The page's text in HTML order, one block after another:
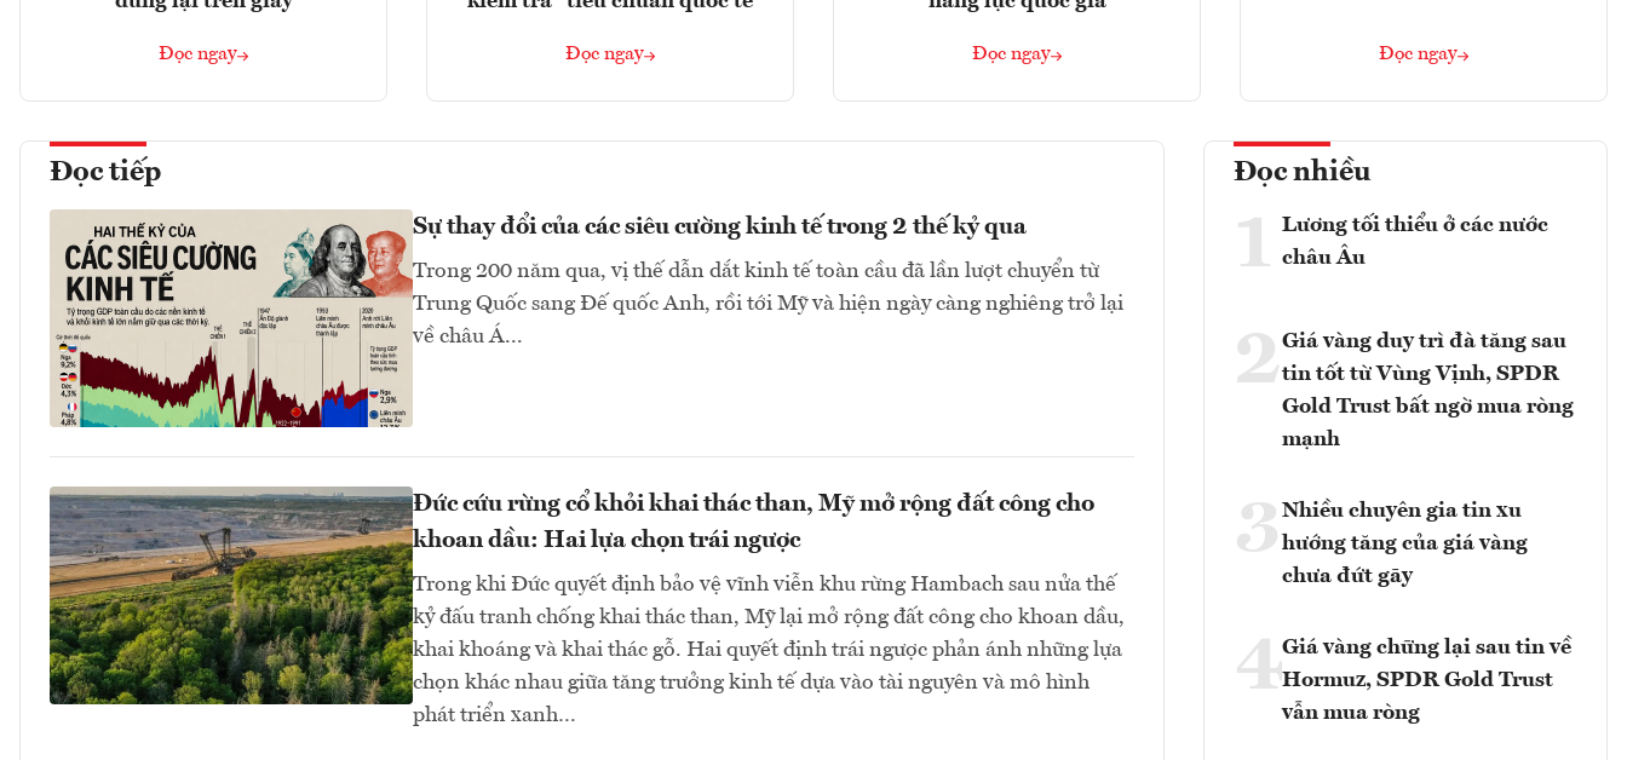
Đọc ngay Đọc ngay Đọc ngay Đọc ngay
Đọc tiếp
Sự thay đổi của các siêu cường kinh tế trong 2 thế kỷ qua
Trong 200 năm qua, vị thế dẫn dắt kinh tế toàn cầu đã lần lượt chuyển từ
Trung Quốc sang Đế quốc Anh, rồi tới Mỹ và hiện ngày càng nghiêng trở lại
về châu Á...
Đức cứu rừng cổ khỏi khai thác than, Mỹ mở rộng đất công cho
khoan dầu: Hai lựa chọn trái ngược
Trong khi Đức quyết định bảo vệ vĩnh viễn khu rừng Hambach sau nửa thế
kỷ đấu tranh chống khai thác than, Mỹ lại mở rộng đất công cho khoan dầu,
khai khoáng và khai thác gỗ. Hai quyết định trái ngược phản ánh những lựa
chọn khác nhau giữa tăng trưởng kinh tế dựa vào tài nguyên và mô hình
phát triển xanh…
Đọc nhiều
1 Lương tối thiểu ở các nước
châu Âu
2Giá vàng duy trì đà tăng sau
tin tốt từ Vùng Vịnh, SPDR
Gold Trust bất ngờ mua ròng
mạnh
3 Nhiều chuyên gia tin xu
hướng tăng của giá vàng
chưa đứt gãy
4Giá vàng chững lại sau tin về
Hormuz, SPDR Gold Trust
vẫn mua ròng